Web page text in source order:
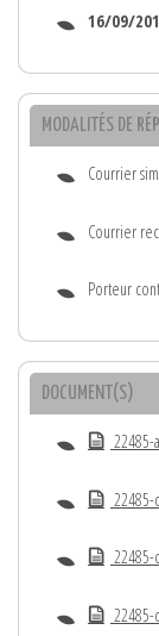
16/09/
MODALITÉS DE
Courrier
Courrier
Porteur
DOCUMENT(S)